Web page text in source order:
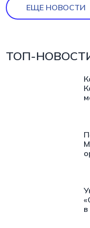
ЕЩЕ НОВОСТИ
ТОП-